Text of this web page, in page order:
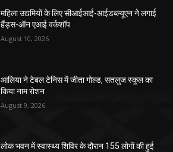
महिला उद्यमियों के लिए सीआईआई-आईडब्ल्यूएन ने लगाई
हैंड्स-ऑन एआई वर्कशॉप
August 10, 2026
आलिया ने टेबल टेनिस में जीता गोल्ड, सतलुज स्कूल का
किया नाम रोशन
August 9, 2026
लोक भवन में स्वास्थ्य शिविर के दौरान 155 लोगों की हुई